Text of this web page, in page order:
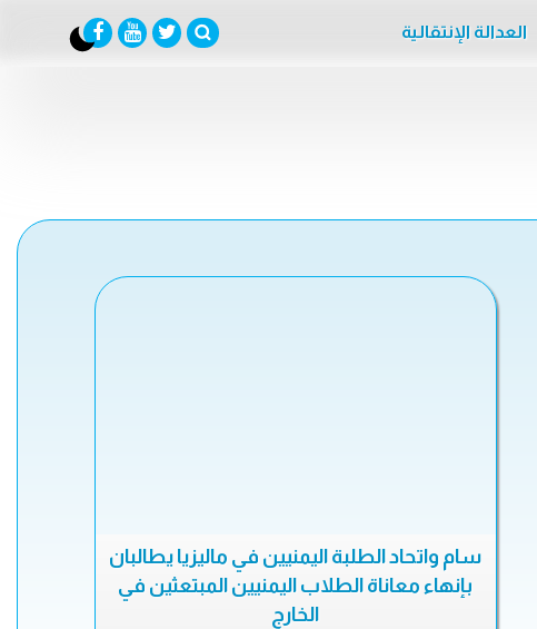
العدالة الإنتقالية
سام واتحاد الطلبة اليمنيين في ماليزيا يطالبان
بإنهاء معاناة الطلاب اليمنيين المبتعثين في
الخارج